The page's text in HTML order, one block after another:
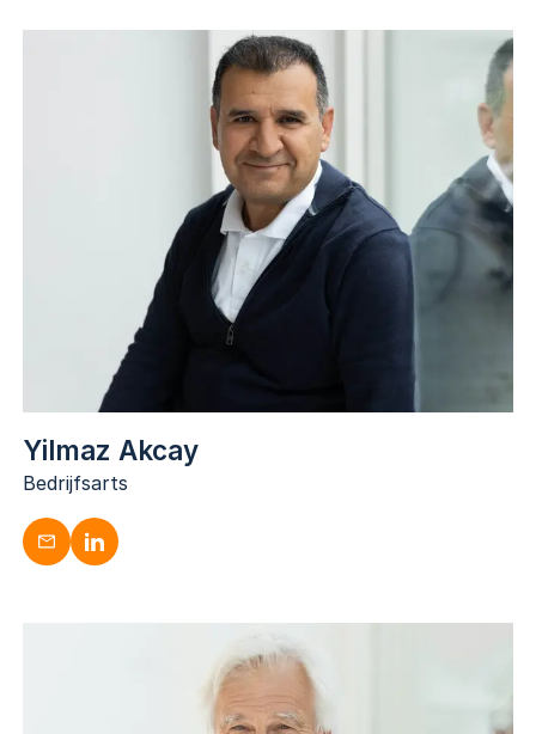
Nina Read
Casemanager verzuim
n.read@dugardijn.nl
www.linkedin.com/in/nina-read-72289b188/
Yilmaz Akcay
Bedrijfsarts
Yilmaz Akcay
Bedrijfsarts